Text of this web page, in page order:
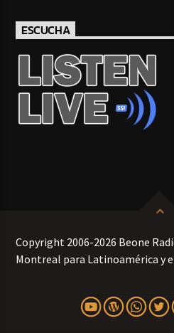
ESCUCHA
Copyright 2006-2026 Beone
Montreal para Latinoamérica y